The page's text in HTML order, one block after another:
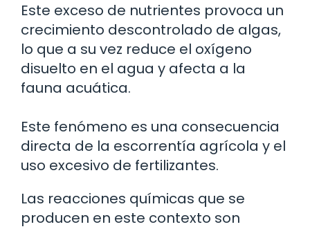
Este exceso de nutrientes provoca un
crecimiento descontrolado de algas,
lo que a su vez reduce el oxígeno
disuelto en el agua y afecta a la
fauna acuática.
Este fenómeno es una consecuencia
directa de la escorrentía agrícola y el
uso excesivo de fertilizantes.
Las reacciones químicas que se
producen en este contexto son